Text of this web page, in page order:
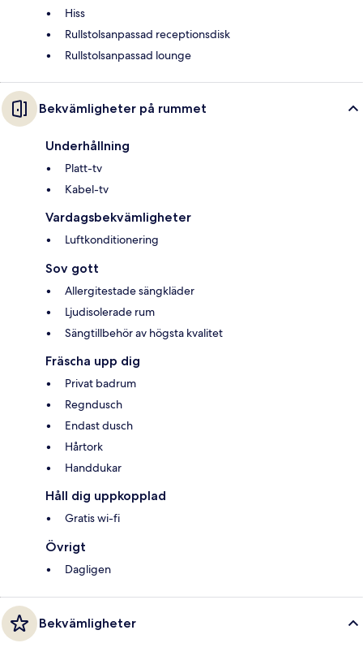
Hiss
Rullstolsanpassad receptionsdisk
Rullstolsanpassad lounge
Bekvämligheter på rummet
Underhållning
Platt-tv
Kabel-tv
Vardagsbekvämligheter
Luftkonditionering
Sov gott
Allergitestade sängkläder
Ljudisolerade rum
Sängtillbehör av högsta kvalitet
Fräscha upp dig
Privat badrum
Regndusch
Endast dusch
Hårtork
Handdukar
Håll dig uppkopplad
Gratis wi-fi
Övrigt
Dagligen
Bekvämligheter